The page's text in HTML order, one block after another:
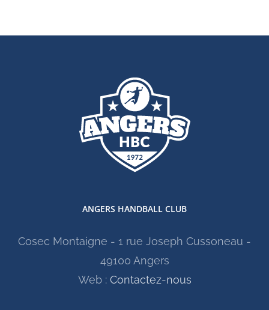
ANGERS HANDBALL CLUB
Cosec Montaigne - 1 rue Joseph Cussoneau -
49100 Angers
Web : Contactez-nous